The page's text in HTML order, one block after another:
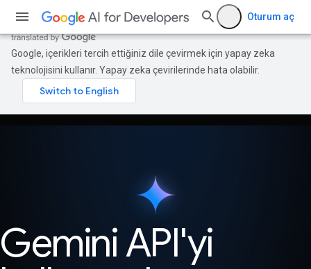
Oturum aç
Google, içerikleri tercih ettiğiniz dile çevirmek için yapay zeka
teknolojisini kullanır. Yapay zeka çevirilerinde hata olabilir.
Gemini API'yi